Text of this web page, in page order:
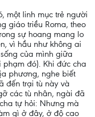
một linh mục trẻ người
giáo triều Roma, theo
sự hoang mang lo
vì hầu như không ai
của mình giữa
đó). Khi đức cha
phương, nghe biết
đến trại tù này và
các tù nhân, ngài đã
tự hỏi: Nhưng mà
gì ở đây, ở độ cao